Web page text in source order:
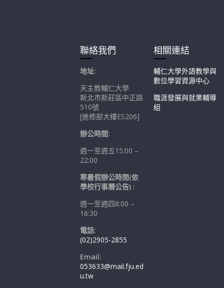
聯絡我們
地址:
天主教輔仁大學
新北市新莊區中正路
510號
[進修部大樓ES206]
辦公時間:
週一至週五15:00 –
22:00
寒暑假辦公時間(依
學校行事曆公告) :
週一至週四8:00 –
16:30
電話:
(02)2905-2855
Email:
053633@mail.fju.ed
u.tw
相關連結
輔仁大學外語教學與
數位學習資源中心
職涯發展與就業輔導
組